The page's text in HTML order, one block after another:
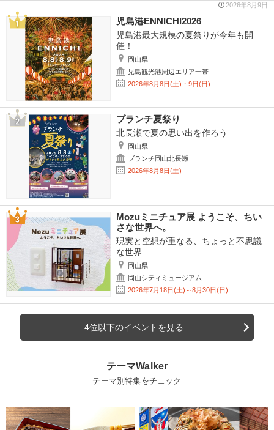
2026年8月9日
児島港ENNICHI2026
児島港最大規模の夏祭りが今年も開
催！
岡山県
児島観光港周辺エリア一帯
2026年8月8日(土)・9日(日)
ブランチ夏祭り
北長瀬で夏の思い出を作ろう
岡山県
ブランチ岡山北長瀬
2026年8月8日(土)
Mozuミニチュア展 ようこそ、ちい
さな世界へ。
現実と空想が重なる、ちょっと不思議
な世界
岡山県
岡山シティミュージアム
2026年7月18日(土)～8月30日(日)
4位以下のイベントを見る
テーマWalker
テーマ別特集をチェック